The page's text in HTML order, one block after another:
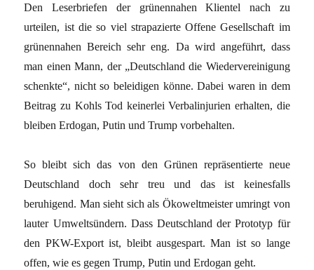
Den Leserbriefen der grünennahen Klientel nach zu
urteilen, ist die so viel strapazierte Offene Gesellschaft im
grünennahen Bereich sehr eng. Da wird angeführt, dass
man einen Mann, der „Deutschland die Wiedervereinigung
schenkte“, nicht so beleidigen könne. Dabei waren in dem
Beitrag zu Kohls Tod keinerlei Verbalinjurien erhalten, die
bleiben Erdogan, Putin und Trump vorbehalten.
So bleibt sich das von den Grünen repräsentierte neue
Deutschland doch sehr treu und das ist keinesfalls
beruhigend. Man sieht sich als Ökoweltmeister umringt von
lauter Umweltsündern. Dass Deutschland der Prototyp für
den PKW-Export ist, bleibt ausgespart. Man ist so lange
offen, wie es gegen Trump, Putin und Erdogan geht.